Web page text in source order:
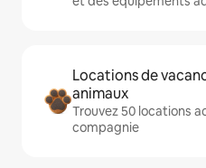
Locations de
animaux
Trouvez 50 locations
compagnie